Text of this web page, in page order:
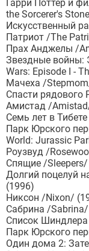
Гарри Поттер и
the Sorcerer's
Искусственный
Патриот /The
Прах Анджелы /
Звездные войны:
Wars: Episode I -
Мачеха /
Спасти рядового
Амистад /
Семь лет в
Парк Юрского
World: Jurassic
Роузвуд /
Спящие /
Долгий поцелуй
(1996)
Никсон /Nixon/
Сабрина /
Список
Парк Юрского
Один дома 2: